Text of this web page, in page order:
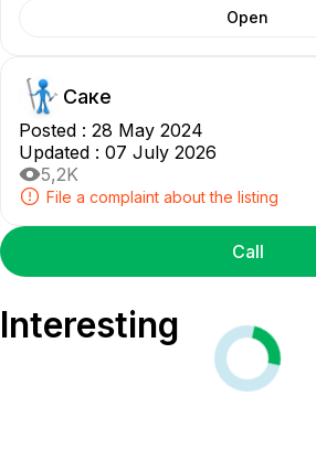
Open
Саке
Posted : 28 May 2024
Updated : 07 July 2026
5,2K
File a complaint about the listing
Call
Interesting